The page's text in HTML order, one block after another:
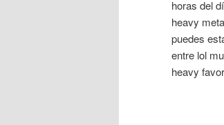
horas del
heavy
puedes
entre lol
heavy